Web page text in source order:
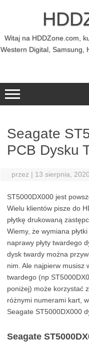
Witaj na HDDZone.com,
Western Digital, Samsung,
Seagate
PCB Dysku
przez | 13 sierpnia, 2020
ST5000DX000 jest
Wielu klientów pisze do
płytkę drukowaną
Wiemy, że wymiana
naprawy płyty twardego
dysk twardy można
nim. Ale najpierw musisz
twardego (np
poniżej) może korzystać
różnymi numerami kart,
Seagate ST5000DX000
Seagate